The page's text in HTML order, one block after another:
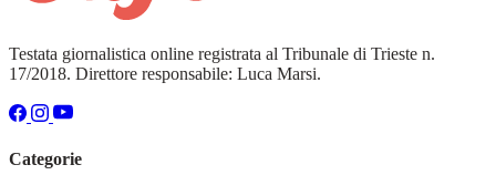
Testata giornalistica online registrata al Tribunale di Trieste n.
17/2018. Direttore responsabile: Luca Marsi.
Categorie